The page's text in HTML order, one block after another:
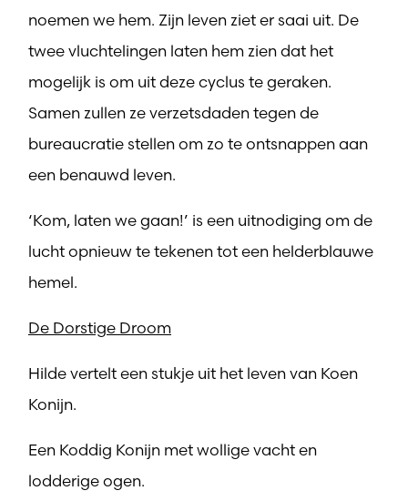
noemen we hem. Zijn leven ziet er saai uit. De
twee vluchtelingen laten hem zien dat het
mogelijk is om uit deze cyclus te geraken.
Samen zullen ze verzetsdaden tegen de
bureaucratie stellen om zo te ontsnappen aan
een benauwd leven.
‘Kom, laten we gaan!’ is een uitnodiging om de
lucht opnieuw te tekenen tot een helderblauwe
hemel.
De Dorstige Droom
Hilde vertelt een stukje uit het leven van Koen
Konijn.
Een Koddig Konijn met wollige vacht en
lodderige ogen.